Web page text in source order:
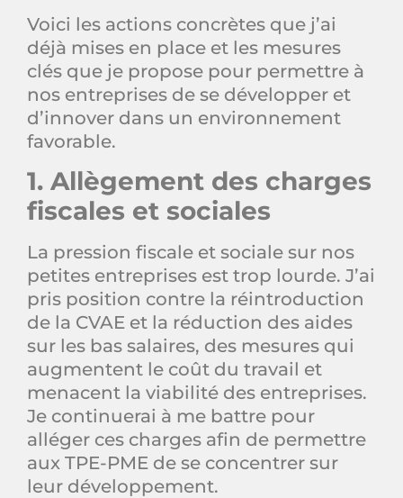
Voici les actions concrètes que j’ai
déjà mises en place et les mesures
clés que je propose pour permettre à
nos entreprises de se développer et
d’innover dans un environnement
favorable.
1. Allègement des charges
fiscales et sociales
La pression fiscale et sociale sur nos
petites entreprises est trop lourde. J’ai
pris position contre la réintroduction
de la CVAE et la réduction des aides
sur les bas salaires, des mesures qui
augmentent le coût du travail et
menacent la viabilité des entreprises.
Je continuerai à me battre pour
alléger ces charges afin de permettre
aux TPE-PME de se concentrer sur
leur développement.